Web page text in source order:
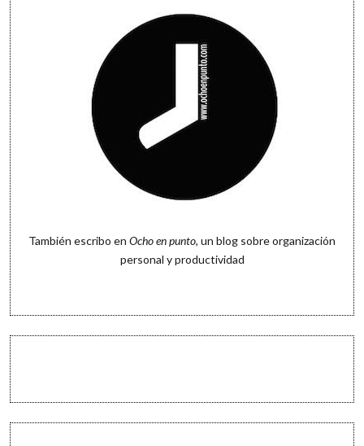
También escribo en Ocho en punto, un blog sobre organización
personal y productividad